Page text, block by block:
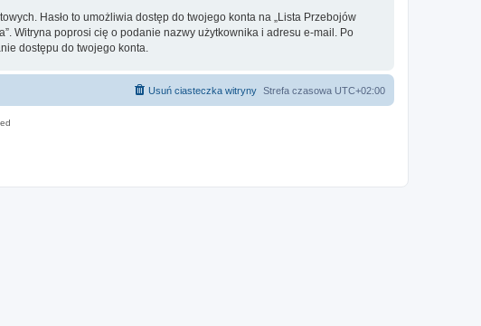
Hasło to umożliwia dostęp do twojego konta na „Lista Przebojów
Witryna poprosi cię o podanie nazwy użytkownika i adresu e-mail. Po
dostępu do twojego konta.
Strefa czasowa UTC+02:00
Usuń ciasteczka witryny